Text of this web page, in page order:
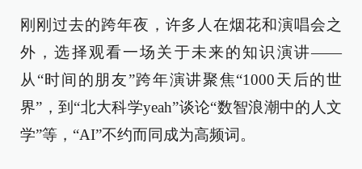
刚刚过去的跨年夜，许多人在烟花和演唱会之
外，选择观看一场关于未来的知识演讲——
从“时间的朋友”跨年演讲聚焦“1000天后的世
界”，到“北大科学yeah”谈论“数智浪潮中的人文
学”等，“AI”不约而同成为高频词。